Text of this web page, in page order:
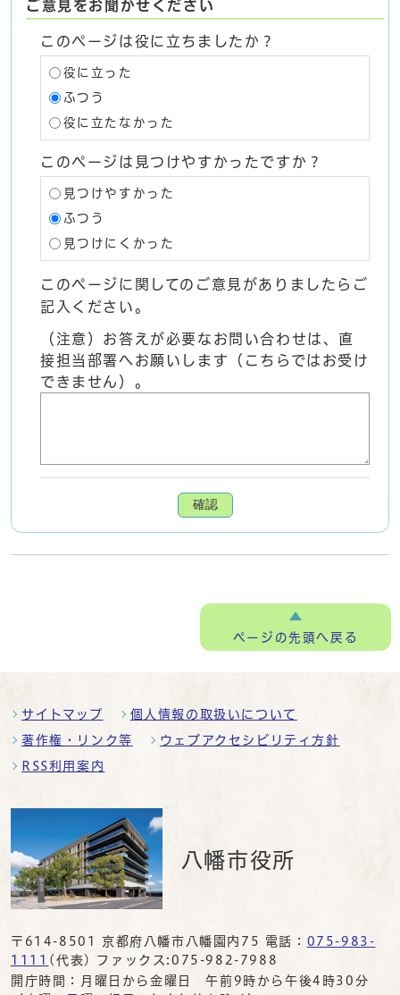
ご意見をお聞かせください
このページは役に立ちましたか？
役に立った
ふつう
役に立たなかった
このページは見つけやすかったですか？
見つけやすかった
ふつう
見つけにくかった
このページに関してのご意見がありましたらご
記入ください。
（注意）お答えが必要なお問い合わせは、直
接担当部署へお願いします（こちらではお受け
できません）。
確認
ページの先頭へ戻る
サイトマップ 個人情報の取扱いについて
著作権・リンク等 ウェブアクセシビリティ方針
RSS利用案内
八幡市役所
〒614-8501 京都府八幡市八幡園内75 電話： 075-983-
1111 (代表) ファックス:075-982-7988
開庁時間：月曜日から金曜日 午前9時から午後4時30分